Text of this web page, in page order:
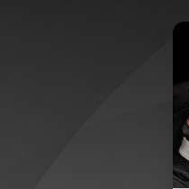
Pasar al contenido